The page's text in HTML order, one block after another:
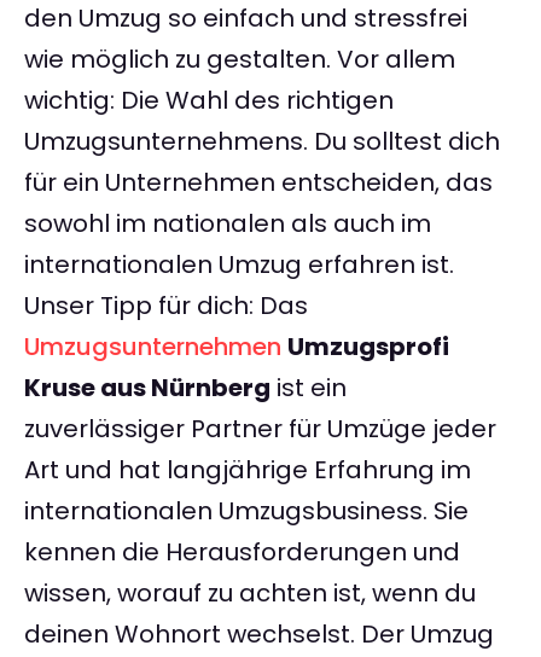
den Umzug so einfach und stressfrei
wie möglich zu gestalten. Vor allem
wichtig: Die Wahl des richtigen
Umzugsunternehmens. Du solltest dich
für ein Unternehmen entscheiden, das
sowohl im nationalen als auch im
internationalen Umzug erfahren ist.
Unser Tipp für dich: Das
Umzugsunternehmen Umzugsprofi
Kruse aus Nürnberg ist ein
zuverlässiger Partner für Umzüge jeder
Art und hat langjährige Erfahrung im
internationalen Umzugsbusiness. Sie
kennen die Herausforderungen und
wissen, worauf zu achten ist, wenn du
deinen Wohnort wechselst. Der Umzug